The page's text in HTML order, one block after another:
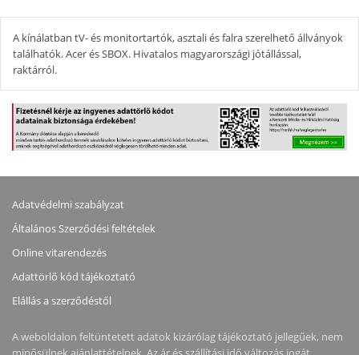
A kínálatban tV- és monitortartók, asztali és falra szerelhető állványok
találhatók. Acer és SBOX. Hivatalos magyarországi jótállással,
raktárról.
Adatvédelmi szabályzat
Általános Szerződési feltételek
Online vitarendezés
Adattörlő kód tájékoztató
Elállás a szerződéstől
A weboldalon feltüntetett adatok kizárólag tájékoztató jellegűek, nem